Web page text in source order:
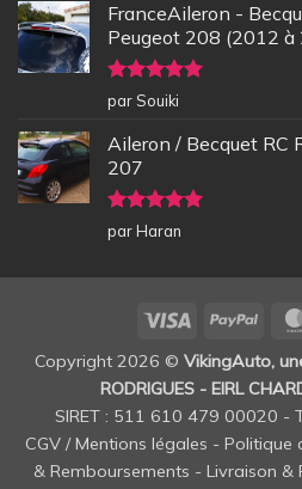
FranceAileron -
Peugeot 208 (2012 à
Note5sur
5
par Souiki
Aileron / Becquet RC
207
Note5sur
5
par Haran
Visa
Copyright 2026 © VikingAuto,
RODRIGUES - EIRL
SIRET : 511 610 479 00020 -
CGV / Mentions légales - Politique
& Remboursements - Livraison &